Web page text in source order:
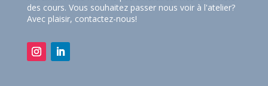
des cours. Vous souhaitez passer nous voir à l'atelier?
Avec plaisir, contactez-nous!